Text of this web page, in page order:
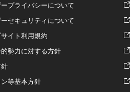
プライバシーについて
セキュリティについて
イト利用規約
勢力に対する方針
等基本方針